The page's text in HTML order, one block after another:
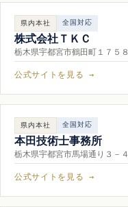
県内本社 全国対応
株式会社ＴＫＣ
栃木県宇都宮市鶴田町１７５
公式サイトを見る →
県内本社 全国対応
本田技術士事務所
栃木県宇都宮市馬場通り３－
公式サイトを見る →